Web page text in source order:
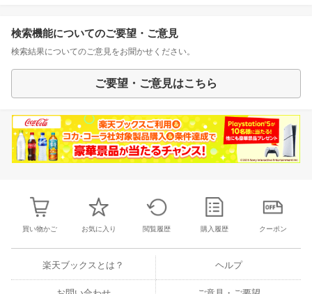
検索機能についてのご要望・ご意見
検索結果についてのご意見をお聞かせください。
ご要望・ご意見はこちら
買い物かご お気に入り 閲覧履歴 購入履歴 クーポン
楽天ブックスとは？ ヘルプ